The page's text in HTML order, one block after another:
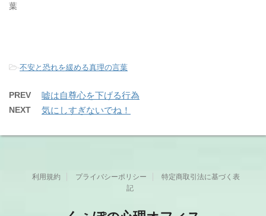
葉
-不安と恐れを緩める真理の言葉
PREV 嘘は自尊心を下げる行為
NEXT 気にしすぎないでね！
利用規約 プライバシーポリシー
特定商取引法に基づく表
記